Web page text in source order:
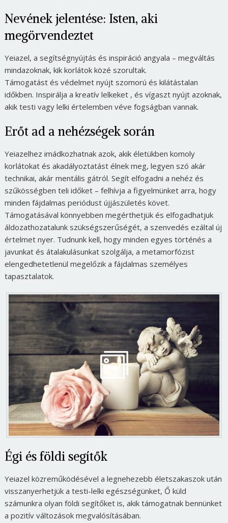
Nevének jelentése: Isten, aki
megörvendeztet
Yeiazel, a segítségnyújtás és inspiráció angyala – megváltás
mindazoknak, kik korlátok közé szorultak.
Támogatást és védelmet nyújt szomorú és kilátástalan
időkben. Inspirálja a kreatív lelkeket , és vígaszt nyújt azoknak,
akik testi vagy lelki értelemben véve fogságban vannak.
Erőt ad a nehézségek során
Yeiazelhez imádkozhatnak azok, akik életükben komoly
korlátokat és akadályoztatást élnek meg, legyen szó akár
technikai, akár mentális gátról. Segít elfogadni a nehéz és
szűkösségben teli időket – felhívja a figyelmünket arra, hogy
minden fájdalmas periódust újjászületés követ.
Támogatásával könnyebben megérthetjük és elfogadhatjuk
áldozathozatalunk szükségszerűségét, a szenvedés ezáltal új
értelmet nyer. Tudnunk kell, hogy minden egyes történés a
javunkat és átalakulásunkat szolgálja, a metamorfózist
elengedhetetlenül megelőzik a fájdalmas személyes
tapasztalatok.
Égi és földi segítők
Yeiazel közreműködésével a legnehezebb életszakaszok után
visszanyerhetjük a testi-lelki egészségünket, Ő küld
számunkra olyan földi segítőket is, akik támogatnak bennünket
a pozitív változások megvalósításában.